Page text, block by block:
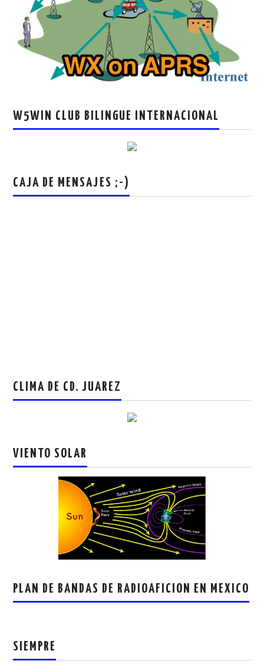
W5WIN CLUB BILINGUE INTERNACIONAL
CAJA DE MENSAJES ;-)
CLIMA DE CD. JUAREZ
VIENTO SOLAR
PLAN DE BANDAS DE RADIOAFICION EN MEXICO
SIEMPRE